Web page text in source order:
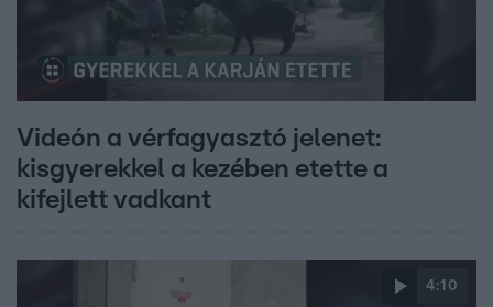
Videón a vérfagyasztó jelenet:
kisgyerekkel a kezében etette a
kifejlett vadkant
4:10